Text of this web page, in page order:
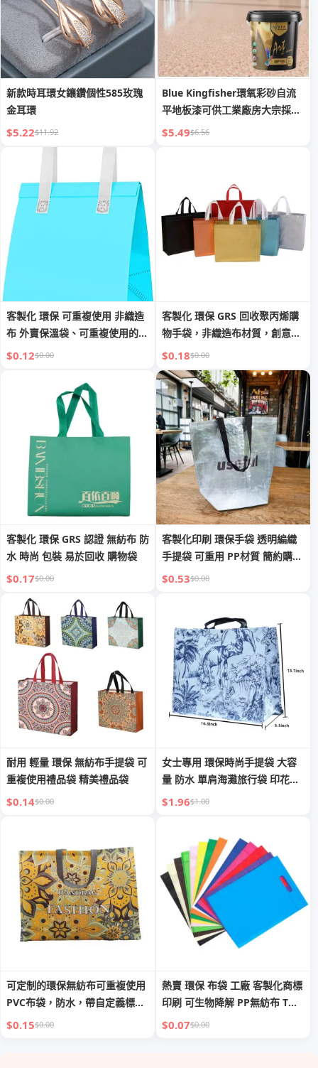
新款時耳環女鑲鑽個性585玫瑰
金耳環
$5.22$11.92
Blue Kingfisher環氧彩砂自流
平地板漆可供工業廠房大宗採
購，具有耐磨和防滾動性能。
$5.49$6.56
客製化 環保 可重複使用 非織造
布 外賣保溫袋、可重複使用的回
收袋、客製標誌印刷、食品級鋁
$0.12$0.00
客製化 環保 GRS 回收聚丙烯購
物手袋，非織造布材質，創意禮
品袋，附有商標
$0.18$0.00
客製化 環保 GRS 認證 無紡布 防
水 時尚 包裝 易於回收 購物袋
$0.17$0.00
客製化印刷 環保手袋 透明編織
手提袋 可重用 PP材質 簡約購物
袋 生活風格配件
$0.53$0.00
耐用 輕量 環保 無紡布手提袋 可
重複使用禮品袋 精美禮品袋
$0.14$0.00
女士專用 環保時尚手提袋 大容
量 防水 單肩海灘旅行袋 印花設
計
$1.96$1.00
可定制的環保無紡布可重複使用
PVC布袋，防水，帶自定義標
誌，適用於超市使用或作為禮品
$0.15$0.00
熱賣 環保 布袋 工廠 客製化商標
印刷 可生物降解 PP無紡布 T恤
W形剪裁 可回收 超市
$0.07$0.00